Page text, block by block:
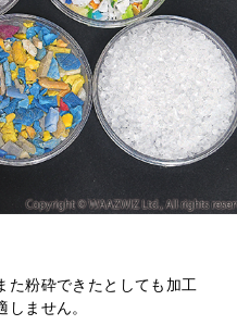
た粉砕できたとしても加工
ません。